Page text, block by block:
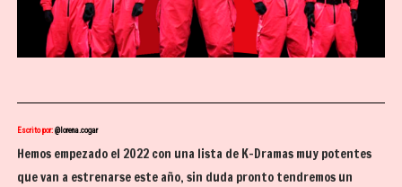
Escrito por: @lorena.cogar
Hemos empezado el 2022 con una lista de K-Dramas muy potentes
que van a estrenarse este año, sin duda pronto tendremos un